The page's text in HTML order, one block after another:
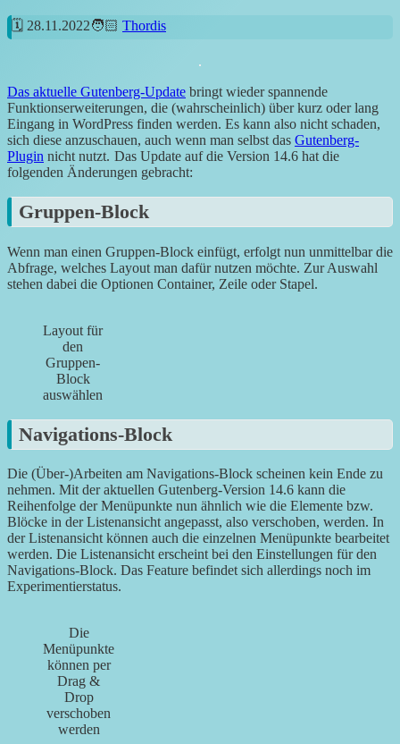
28.11.2022 Thordis
Das aktuelle Gutenberg-Update bringt wieder spannende
Funktionserweiterungen, die (wahrscheinlich) über kurz oder lang
Eingang in WordPress finden werden. Es kann also nicht schaden,
sich diese anzuschauen, auch wenn man selbst das Gutenberg-
Plugin nicht nutzt. Das Update auf die Version 14.6 hat die
folgenden Änderungen gebracht:
Gruppen-Block
Wenn man einen Gruppen-Block einfügt, erfolgt nun unmittelbar die
Abfrage, welches Layout man dafür nutzen möchte. Zur Auswahl
stehen dabei die Optionen Container, Zeile oder Stapel.
Layout für
den
Gruppen-
Block
auswählen
Navigations-Block
Die (Über-)Arbeiten am Navigations-Block scheinen kein Ende zu
nehmen. Mit der aktuellen Gutenberg-Version 14.6 kann die
Reihenfolge der Menüpunkte nun ähnlich wie die Elemente bzw.
Blöcke in der Listenansicht angepasst, also verschoben, werden. In
der Listenansicht können auch die einzelnen Menüpunkte bearbeitet
werden. Die Listenansicht erscheint bei den Einstellungen für den
Navigations-Block. Das Feature befindet sich allerdings noch im
Experimentierstatus.
Die
Menüpunkte
können per
Drag &
Drop
verschoben
werden